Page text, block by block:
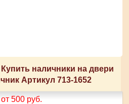
наличники на двери
Артикул 713-1652
от 500 руб.